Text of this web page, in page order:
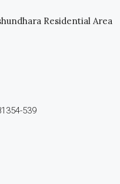
Residential Area
539